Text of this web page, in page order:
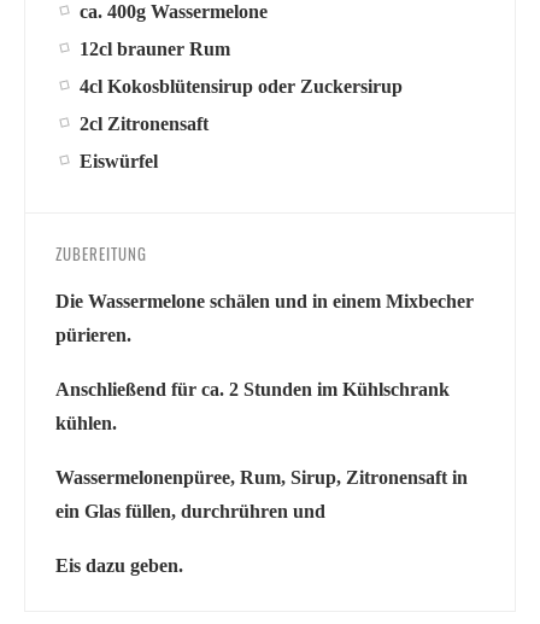
ca. 400g Wassermelone
12cl brauner Rum
4cl Kokosblütensirup oder Zuckersirup
2cl Zitronensaft
Eiswürfel
ZUBEREITUNG
Die Wassermelone schälen und in einem Mixbecher
pürieren.
Anschließend für ca. 2 Stunden im Kühlschrank
kühlen.
Wassermelonenpüree, Rum, Sirup, Zitronensaft in
ein Glas füllen, durchrühren und
Eis dazu geben.